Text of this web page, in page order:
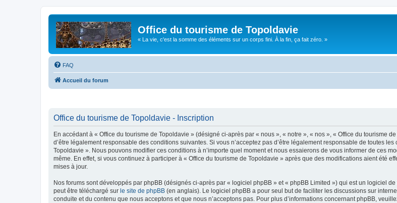
Office du tourisme de Topoldavie
« La vie, c'est la somme des éléments sur un corps fini. À la fin, ça fait zéro. »
FAQ
Accueil du forum
Office du tourisme de Topoldavie - Inscription
En accédant à « Office du tourisme de Topoldavie » (désigné ci-après par « nous », « notre », « nos », « Office du tourisme
d’être légalement responsable des conditions suivantes. Si vous n’acceptez pas d’être légalement responsable de toutes
Topoldavie ». Nous pouvons modifier ces conditions à n’importe quel moment et nous essaierons de vous informer de ces
même. En effet, si vous continuez à participer à « Office du tourisme de Topoldavie » après que des modifications aient été
mises à jour.
Nos forums sont développés par phpBB (désignés ci-après par « logiciel phpBB » et « phpBB Limited ») qui est un logiciel
peut être téléchargé sur le site de phpBB (en anglais). Le logiciel phpBB a pour seul but de faciliter les discussions sur
conduite et du contenu que nous acceptons et que nous n’acceptons pas. Pour plus d’informations concernant phpBB,